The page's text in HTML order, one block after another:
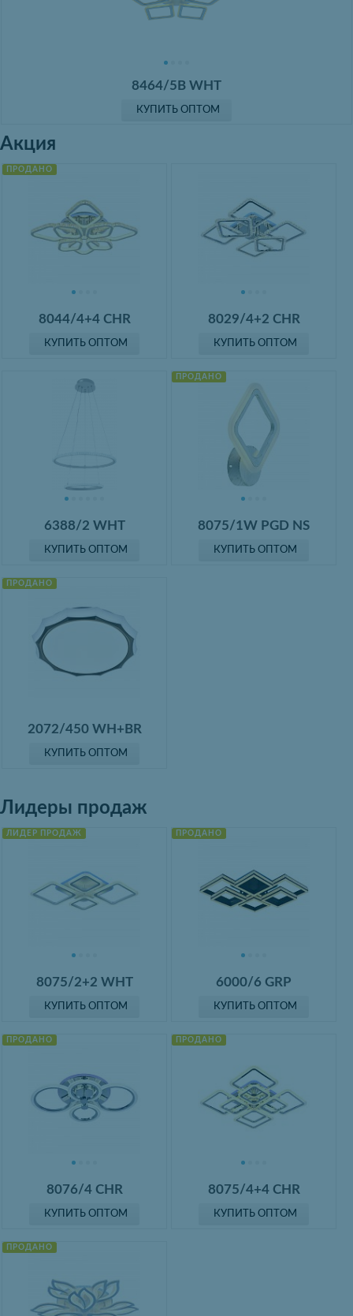
8464/5B WHT
КУПИТЬ ОПТОМ
Акция
ПРОДАНО
8044/4+4 CHR
КУПИТЬ ОПТОМ
8029/4+2 CHR
КУПИТЬ ОПТОМ
6388/2 WHT
КУПИТЬ ОПТОМ
ПРОДАНО
8075/1W PGD NS
КУПИТЬ ОПТОМ
ПРОДАНО
2072/450 WH+BR
КУПИТЬ ОПТОМ
Лидеры продаж
ЛИДЕР ПРОДАЖ
8075/2+2 WHT
КУПИТЬ ОПТОМ
ПРОДАНО
6000/6 GRP
КУПИТЬ ОПТОМ
ПРОДАНО
8076/4 CHR
КУПИТЬ ОПТОМ
ПРОДАНО
8075/4+4 CHR
КУПИТЬ ОПТОМ
ПРОДАНО